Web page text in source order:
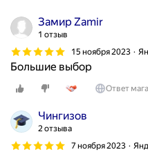
Замир Zamir
1 отзыв
15 ноября 2023
Большие выбор
Ответ
Чингизов
2 отзыва
7 ноября 2023